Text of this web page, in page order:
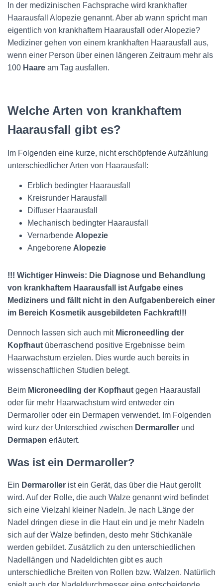
In der medizinischen Fachsprache wird krankhafter
Haarausfall Alopezie genannt. Aber ab wann spricht man
eigentlich von krankhaftem Haarausfall oder Alopezie?
Mediziner gehen von einem krankhaften Haarausfall aus,
wenn einer Person über einen längeren Zeitraum mehr als
100 Haare am Tag ausfallen.
Welche Arten von krankhaftem
Haarausfall gibt es?
Im Folgenden eine kurze, nicht erschöpfende Aufzählung
unterschiedlicher Arten von Haarausfall:
Erblich bedingter Haarausfall
Kreisrunder Harausfall
Diffuser Haarausfall
Mechanisch bedingter Haarausfall
Vernarbende Alopezie
Angeborene Alopezie
!!! Wichtiger Hinweis: Die Diagnose und Behandlung
von krankhaftem Haarausfall ist Aufgabe eines
Mediziners und fällt nicht in den Aufgabenbereich einer
im Bereich Kosmetik ausgebildeten Fachkraft!!!
Dennoch lassen sich auch mit Microneedling der
Kopfhaut überraschend positive Ergebnisse beim
Haarwachstum erzielen. Dies wurde auch bereits in
wissenschaftlichen Studien belegt.
Beim Microneedling der Kopfhaut gegen Haarausfall
oder für mehr Haarwachstum wird entweder ein
Dermaroller oder ein Dermapen verwendet. Im Folgenden
wird kurz der Unterschied zwischen Dermaroller und
Dermapen erläutert.
Was ist ein Dermaroller?
Ein Dermaroller ist ein Gerät, das über die Haut gerollt
wird. Auf der Rolle, die auch Walze genannt wird befindet
sich eine Vielzahl kleiner Nadeln. Je nach Länge der
Nadel dringen diese in die Haut ein und je mehr Nadeln
sich auf der Walze befinden, desto mehr Stichkanäle
werden gebildet. Zusätzlich zu den unterschiedlichen
Nadellängen und Nadeldichten gibt es auch
unterschiedliche Breiten von Rollen bzw. Walzen. Natürlich